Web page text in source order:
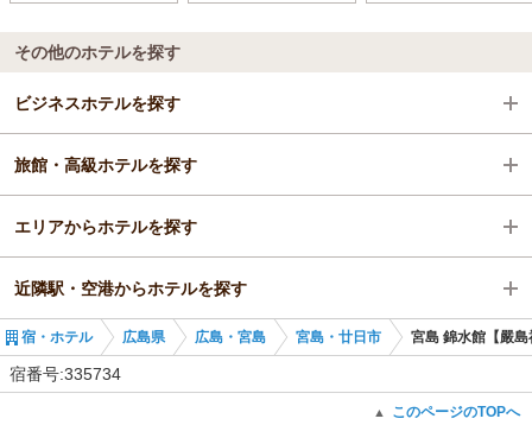
その他のホテルを探す
ビジネスホテルを探す
広島県
広島・宮島
宮島・廿日市
宮島口駅
旅館・高級ホテルを探す
広島県
エリアからホテルを探す
広島県
広島・宮島
近隣駅・空港からホテルを探す
広電宮島口駅
宿・ホテル 広島県 広島・宮島 宮島・廿日市 宮島 錦水館【嚴
宿番号:335734
▲ このページのTOPへ